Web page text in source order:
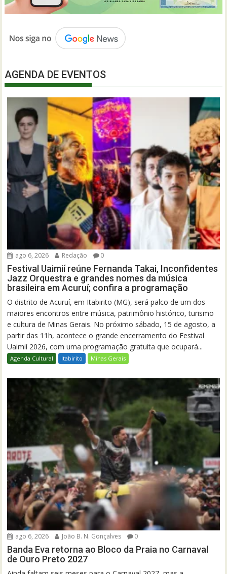
AGENDA DE EVENTOS
ago 6, 2026 Redação 0
Festival Uaimií reúne Fernanda Takai, Inconfidentes
Jazz Orquestra e grandes nomes da música
brasileira em Acuruí; confira a programação
O distrito de Acuruí, em Itabirito (MG), será palco de um dos
maiores encontros entre música, patrimônio histórico, turismo
e cultura de Minas Gerais. No próximo sábado, 15 de agosto, a
partir das 11h, acontece o grande encerramento do Festival
Uaimií 2026, com uma programação gratuita que ocupará...
Agenda Cultural Itabirito Minas Gerais
ago 6, 2026 João B. N. Gonçalves 0
Banda Eva retorna ao Bloco da Praia no Carnaval
de Ouro Preto 2027